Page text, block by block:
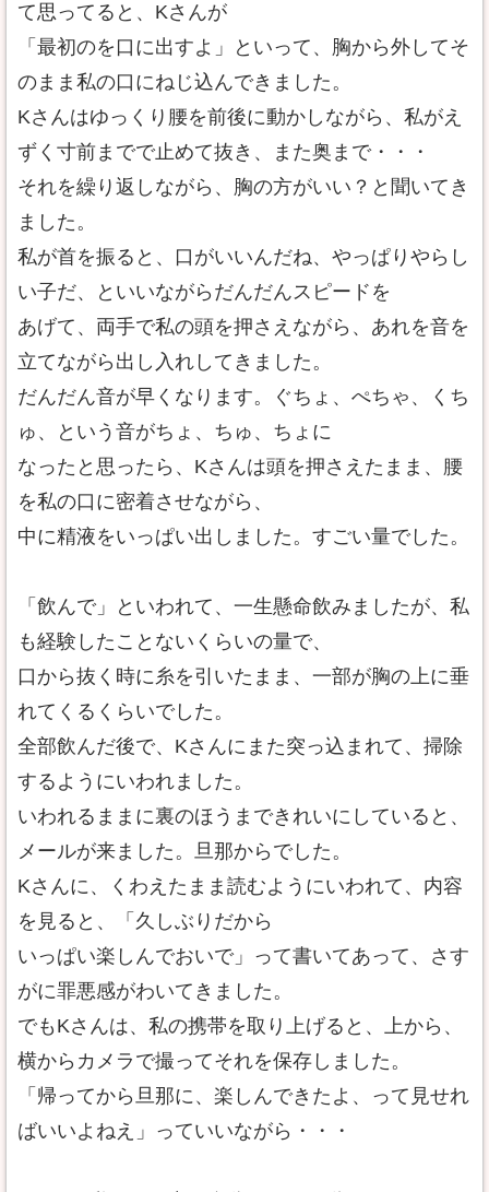
て思ってると、Kさんが
「最初のを口に出すよ」といって、胸から外してそ
のまま私の口にねじ込んできました。
Kさんはゆっくり腰を前後に動かしながら、私がえ
ずく寸前までで止めて抜き、また奥まで・・・
それを繰り返しながら、胸の方がいい？と聞いてき
ました。
私が首を振ると、口がいいんだね、やっぱりやらし
い子だ、といいながらだんだんスピードを
あげて、両手で私の頭を押さえながら、あれを音を
立てながら出し入れしてきました。
だんだん音が早くなります。ぐちょ、ぺちゃ、くち
ゅ、という音がちょ、ちゅ、ちょに
なったと思ったら、Kさんは頭を押さえたまま、腰
を私の口に密着させながら、
中に精液をいっぱい出しました。すごい量でした。
「飲んで」といわれて、一生懸命飲みましたが、私
も経験したことないくらいの量で、
口から抜く時に糸を引いたまま、一部が胸の上に垂
れてくるくらいでした。
全部飲んだ後で、Kさんにまた突っ込まれて、掃除
するようにいわれました。
いわれるままに裏のほうまできれいにしていると、
メールが来ました。旦那からでした。
Kさんに、くわえたまま読むようにいわれて、内容
を見ると、「久しぶりだから
いっぱい楽しんでおいで」って書いてあって、さす
がに罪悪感がわいてきました。
でもKさんは、私の携帯を取り上げると、上から、
横からカメラで撮ってそれを保存しました。
「帰ってから旦那に、楽しんできたよ、って見せれ
ばいいよねえ」っていいながら・・・